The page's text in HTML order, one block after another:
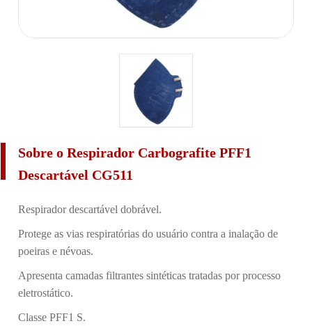
Sobre o Respirador Carbografite PFF1
Descartável CG511
Respirador descartável dobrável.
Protege as vias respiratórias do usuário contra a inalação de
poeiras e névoas.
Apresenta camadas filtrantes sintéticas tratadas por processo
eletrostático.
Classe PFF1 S.